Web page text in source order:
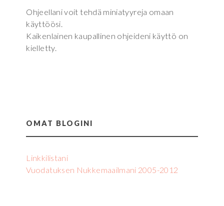
Ohjeellani voit tehdä miniatyyreja omaan
käyttöösi.
Kaikenlainen kaupallinen ohjeideni käyttö on
kielletty.
OMAT BLOGINI
Linkkilistani
Vuodatuksen Nukkemaailmani 2005-2012